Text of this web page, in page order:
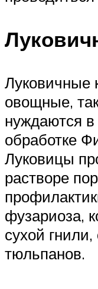
Луковичные
овощные,
нуждаются в
обработке
Луковицы
растворе
фузариоза,
сухой
тюльпанов.